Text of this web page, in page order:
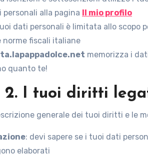
alla pagina Il mio profilo
dati personali è limitata allo
norme fiscali italiane
memorizza i
quanto te!
2. I tuoi diritti
generale dei tuoi diritti e le
: devi sapere se i tuoi dati
elaborati